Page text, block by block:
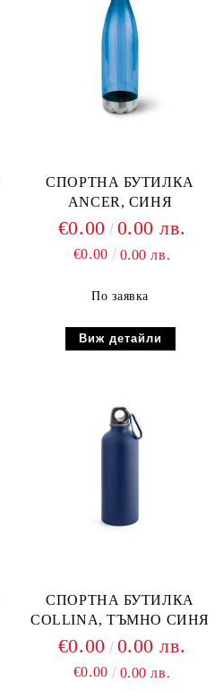
СПОРТНА БУТИЛКА
ANCER, СИНЯ
€0.00 0.00 лв.
€0.00 0.00 лв.
По заявка
Виж детайли
СПОРТНА БУТИЛКА
COLLINA, ТЪМНО СИНЯ
€0.00 0.00 лв.
€0.00 0.00 лв.